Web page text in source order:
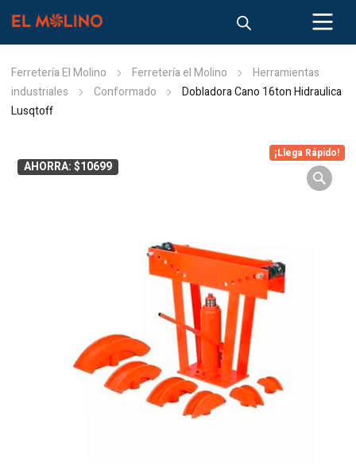
Ferretería El Molino Ferretería el Molino
Herramientas
industriales
Conformado
Dobladora Cano 16ton Hidraulica
Lusqtoff
AHORRA: $10699
¡Llega Rápido!